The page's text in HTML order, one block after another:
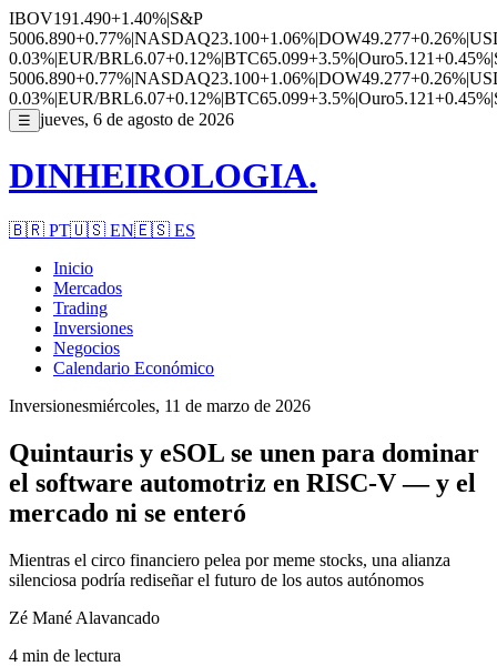
IBOV191.490+1.40%|S&P
5006.890+0.77%|NASDAQ23.100+1.06%|DOW49.277+0.26%|
0.03%|EUR/BRL6.07+0.12%|BTC65.099+3.5%|Ouro5.121+0.45%|
5006.890+0.77%|NASDAQ23.100+1.06%|DOW49.277+0.26%|
0.03%|EUR/BRL6.07+0.12%|BTC65.099+3.5%|Ouro5.121+0.45%|
☰ jueves, 6 de agosto de 2026
DINHEIROLOGIA.
🇧🇷 PT🇺🇸 EN🇪🇸 ES
Inicio
Mercados
Trading
Inversiones
Negocios
Calendario Económico
Inversionesmiércoles, 11 de marzo de 2026
Quintauris y eSOL se unen para dominar
el software automotriz en RISC-V — y el
mercado ni se enteró
Mientras el circo financiero pelea por meme stocks, una alianza
silenciosa podría rediseñar el futuro de los autos autónomos
Zé Mané Alavancado
4 min de lectura